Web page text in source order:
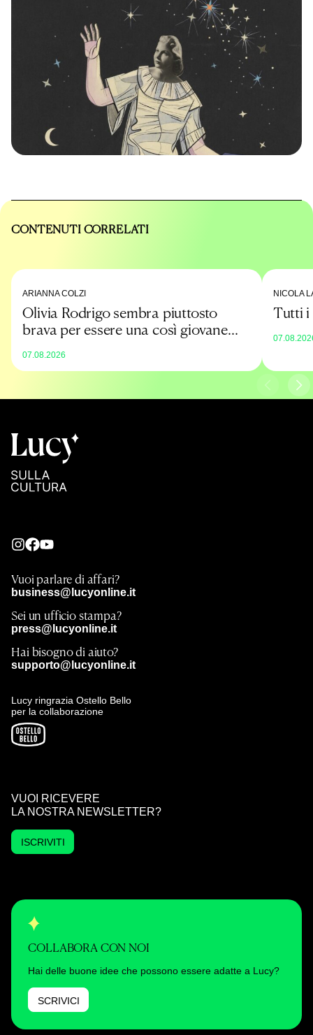
CONTENUTI CORRELATI
ARIANNA COLZI
Olivia Rodrigo sembra piuttosto
brava per essere una così giovane
07.08.2026
NICOLA
Tutti i
Vuoi parlare di affari?
business@lucyonline.it
Sei un ufficio stampa?
press@lucyonline.it
Hai bisogno di aiuto?
supporto@lucyonline.it
Lucy ringrazia Ostello Bello
per la collaborazione
VUOI RICEVERE
LA NOSTRA NEWSLETTER?
ISCRIVITI
COLLABORA CON NOI
Hai delle buone idee che possono essere adatte a Lucy?
SCRIVICI